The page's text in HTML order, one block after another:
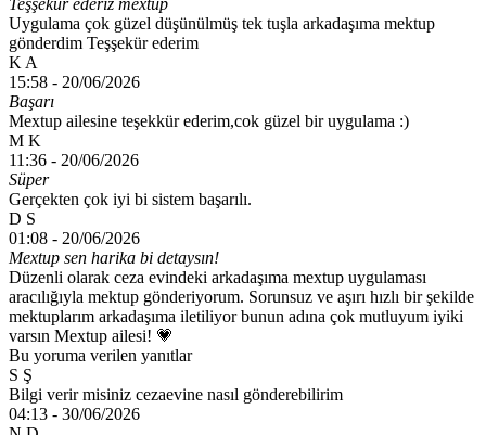
Uygulama çok güzel düşünülmüş tek tuşla arkadaşıma mektup
gönderdim Teşşekür ederim
K A
15:58 - 20/06/2026
Başarı
Mextup ailesine teşekkür ederim,cok güzel bir uygulama :)
M K
11:36 - 20/06/2026
Süper
Gerçekten çok iyi bi sistem başarılı.
D S
01:08 - 20/06/2026
Mextup sen harika bi detaysın!
Düzenli olarak ceza evindeki arkadaşıma mextup uygulaması
aracılığıyla mektup gönderiyorum. Sorunsuz ve aşırı hızlı bir şekilde
mektuplarım arkadaşıma iletiliyor bunun adına çok mutluyum iyiki
varsın Mextup ailesi! 💗
Bu yoruma verilen yanıtlar
S Ş
Bilgi verir misiniz cezaevine nasıl gönderebilirim
04:13 - 30/06/2026